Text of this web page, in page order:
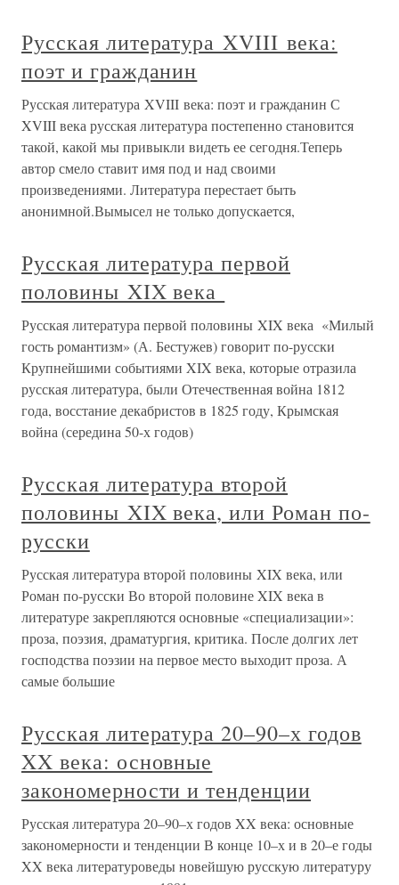
Русская литература XVIII века:
поэт и гражданин
Русская литература XVIII века: поэт и гражданин С
XVIII века русская литература постепенно становится
такой, какой мы привыкли видеть ее сегодня.Теперь
автор смело ставит имя под и над своими
произведениями. Литература перестает быть
анонимной.Вымысел не только допускается,
Русская литература первой
половины XIX века
Русская литература первой половины XIX века «Милый
гость романтизм» (А. Бестужев) говорит по-русски
Крупнейшими событиями XIX века, которые отразила
русская литература, были Отечественная война 1812
года, восстание декабристов в 1825 году, Крымская
война (середина 50-х годов)
Русская литература второй
половины XIX века, или Роман по-
русски
Русская литература второй половины XIX века, или
Роман по-русски Во второй половине XIX века в
литературе закрепляются основные «специализации»:
проза, поэзия, драматургия, критика. После долгих лет
господства поэзии на первое место выходит проза. А
самые большие
Русская литература 20–90–х годов
XX века: основные
закономерности и тенденции
Русская литература 20–90–х годов XX века: основные
закономерности и тенденции В конце 10–х и в 20–е годы
XX века литературоведы новейшую русскую литературу